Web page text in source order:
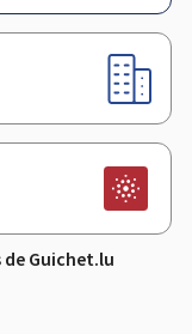
Guichet.lu